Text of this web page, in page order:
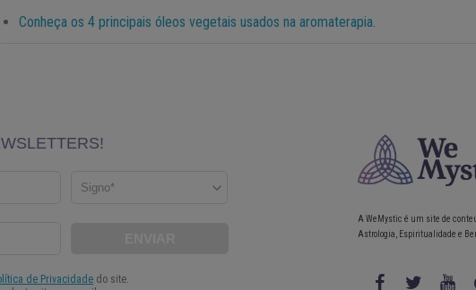
Conheça os 4 principais óleos vegetais usados na aromaterapia.
A WeMystic é um site de
Astrologia, Espiritualidade e